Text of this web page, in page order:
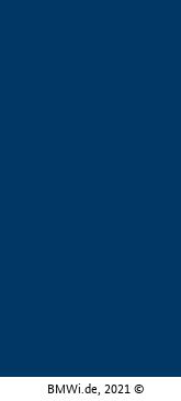
BMWi.de, 2021 ©